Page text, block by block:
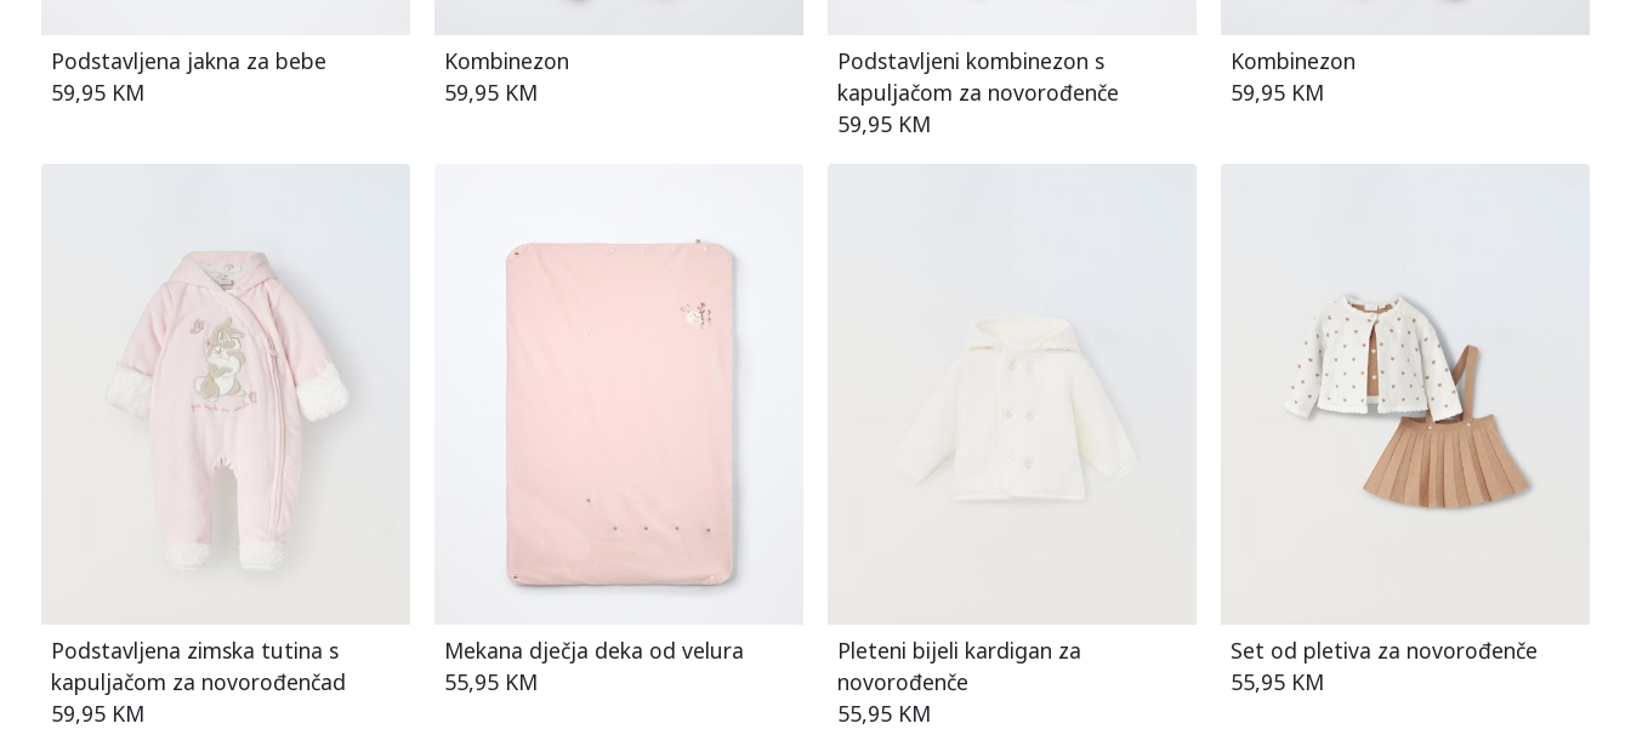
Podstavljena jakna za bebe
59,95 KM
Kombinezon
59,95 KM
Podstavljeni kombinezon s
kapuljačom za novorođenče
59,95 KM
Kombinezon
59,95 KM
Podstavljena zimska tutina s
kapuljačom za novorođenčad
59,95 KM
Mekana dječja deka od velura
55,95 KM
Pleteni bijeli kardigan za
novorođenče
55,95 KM
Set od pletiva za novorođenče
55,95 KM